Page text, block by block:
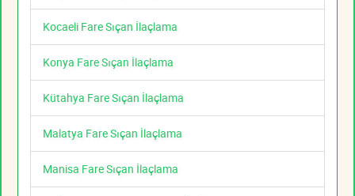
Kocaeli Fare Sıçan İlaçlama
Konya Fare Sıçan İlaçlama
Kütahya Fare Sıçan İlaçlama
Malatya Fare Sıçan İlaçlama
Manisa Fare Sıçan İlaçlama